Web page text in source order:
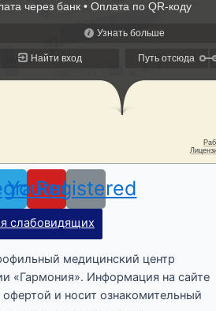
Youtube
Registered
слабовидящих
медицинский центр
«Гармония». Информация на сайте
офертой и носит ознакомительный